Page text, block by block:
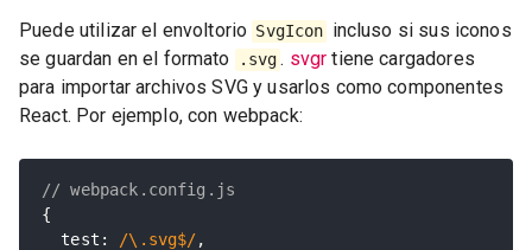
Puede utilizar el envoltorio SvgIcon incluso si sus iconos
se guardan en el formato
.svg . svgr tiene cargadores
para importar archivos SVG y usarlos como componentes
React. Por ejemplo, con webpack:
// webpack.config.js
{
  test
: /\.svg$/,